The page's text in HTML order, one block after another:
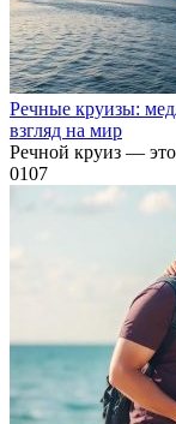
Речные круизы:
взгляд на мир
Речной круиз — это
0107